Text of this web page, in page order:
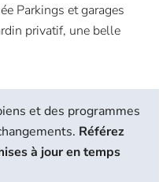
Parkings et garages
privatif, une belle
et des programmes
Référez
à jour en temps